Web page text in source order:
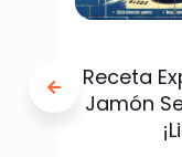
Receta
Jamón